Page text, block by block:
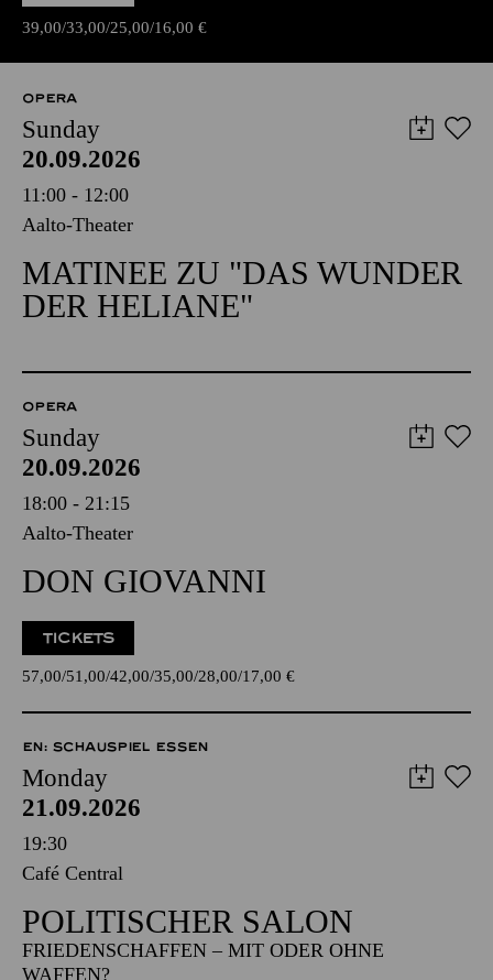
39,00 33,00 25,00 16,00 €
OPERA
Sunday
20.09.2026
11:00 - 12:00
Aalto-Theater
MATINEE ZU "DAS WUNDER
DER HELIANE"
OPERA
Sunday
20.09.2026
18:00 - 21:15
Aalto-Theater
DON GIOVANNI
TICKETS
57,00 51,00 42,00 35,00 28,00 17,00 €
EN: SCHAUSPIEL ESSEN
Monday
21.09.2026
19:30
Café Central
POLITISCHER SALON
FRIEDENSCHAFFEN – MIT ODER OHNE
WAFFEN?